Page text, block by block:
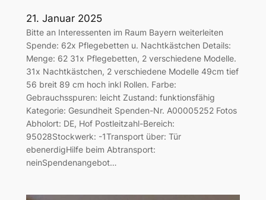
21. Januar 2025
Bitte an Interessenten im Raum Bayern weiterleiten
Spende: 62x Pflegebetten u. Nachtkästchen Details:
Menge: 62 31x Pflegebetten, 2 verschiedene Modelle.
31x Nachtkästchen, 2 verschiedene Modelle 49cm tief
56 breit 89 cm hoch inkl Rollen. Farbe:
Gebrauchsspuren: leicht Zustand: funktionsfähig
Kategorie: Gesundheit Spenden-Nr. A00005252 Fotos
Abholort: DE, Hof Postleitzahl-Bereich:
95028Stockwerk: -1Transport über: Tür
ebenerdigHilfe beim Abtransport:
neinSpendenangebot…